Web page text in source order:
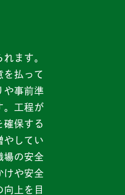
ます。
を払って
や事前準
。工程が
確保する
やしてい
場の安全
けや安全
上を目